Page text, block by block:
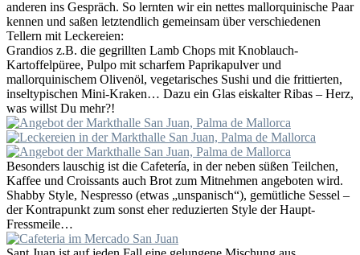
anderen ins Gespräch. So lernten wir ein nettes mallorquinische Paar
kennen und saßen letztendlich gemeinsam über verschiedenen
Tellern mit Leckereien:
Grandios z.B. die gegrillten Lamb Chops mit Knoblauch-
Kartoffelpüree, Pulpo mit scharfem Paprikapulver und
mallorquinischem Olivenöl, vegetarisches Sushi und die frittierten,
inseltypischen Mini-Kraken… Dazu ein Glas eiskalter Ribas – Herz,
was willst Du mehr?!
Besonders lauschig ist die Cafetería, in der neben süßen Teilchen,
Kaffee und Croissants auch Brot zum Mitnehmen angeboten wird.
Shabby Style, Nespresso (etwas „unspanisch“), gemütliche Sessel –
der Kontrapunkt zum sonst eher reduzierten Style der Haupt-
Fressmeile…